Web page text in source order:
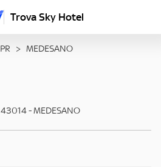
Trova Sky Hotel
PR > MEDESANO
43014-MEDESANO